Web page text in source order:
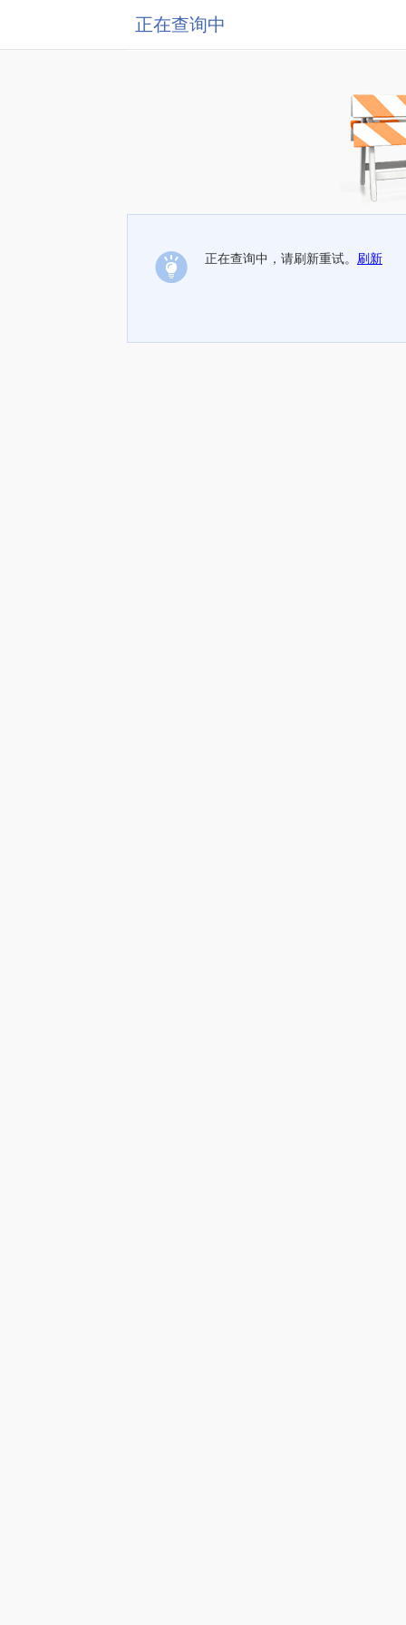
正在查询中
正在查询中，请刷新重试。 刷新